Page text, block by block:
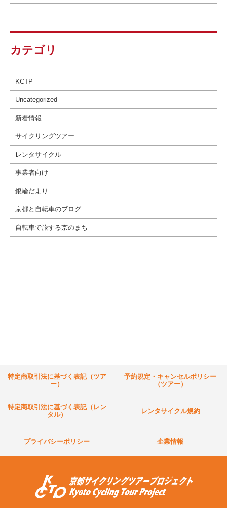
カテゴリ
KCTP
Uncategorized
新着情報
サイクリングツアー
レンタサイクル
事業者向け
銀輪だより
京都と自転車のブログ
自転車で旅する京のまち
特定商取引法に基づく表記（ツア
ー）
予約規定・キャンセルポリシー
（ツアー）
特定商取引法に基づく表記（レン
タル）
レンタサイクル規約
プライバシーポリシー 企業情報